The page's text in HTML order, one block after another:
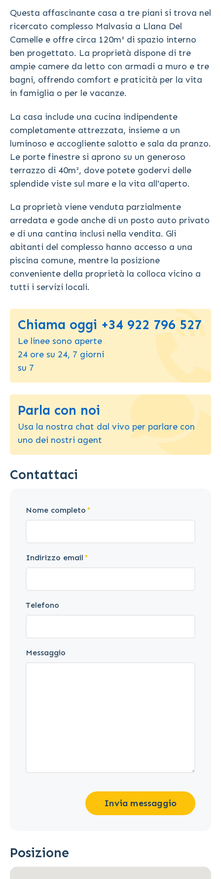
Questa affascinante casa a tre piani si trova nel
ricercato complesso Malvasia a Llana Del
Camelle e offre circa 120m² di spazio interno
ben progettato. La proprietà dispone di tre
ampie camere da letto con armadi a muro e tre
bagni, offrendo comfort e praticità per la vita
in famiglia o per le vacanze.
La casa include una cucina indipendente
completamente attrezzata, insieme a un
luminoso e accogliente salotto e sala da pranzo.
Le porte finestre si aprono su un generoso
terrazzo di 40m², dove potete godervi delle
splendide viste sul mare e la vita all'aperto.
La proprietà viene venduta parzialmente
arredata e gode anche di un posto auto privato
e di una cantina inclusi nella vendita. Gli
abitanti del complesso hanno accesso a una
piscina comune, mentre la posizione
conveniente della proprietà la colloca vicino a
tutti i servizi locali.
Chiama oggi +34 922 796 527
Le linee sono aperte
24 ore su 24, 7 giorni
su 7
Parla con noi
Usa la nostra chat dal vivo per parlare con
uno dei nostri agent
Contattaci
Nome completo
Indirizzo email
Telefono
Messaggio
Invia messaggio
Posizione